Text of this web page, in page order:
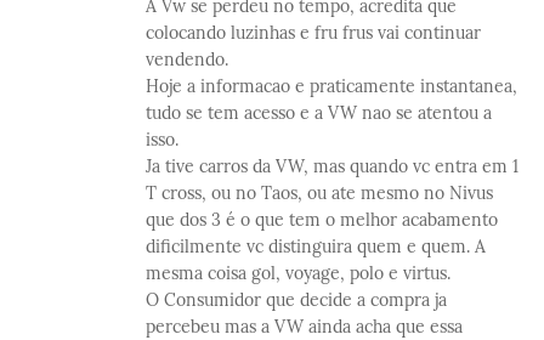
A Vw se perdeu no tempo, acredita que
colocando luzinhas e fru frus vai continuar
vendendo.
Hoje a informacao e praticamente instantanea,
tudo se tem acesso e a VW nao se atentou a
isso.
Ja tive carros da VW, mas quando vc entra em 1
T cross, ou no Taos, ou ate mesmo no Nivus
que dos 3 é o que tem o melhor acabamento
dificilmente vc distinguira quem e quem. A
mesma coisa gol, voyage, polo e virtus.
O Consumidor que decide a compra ja
percebeu mas a VW ainda acha que essa